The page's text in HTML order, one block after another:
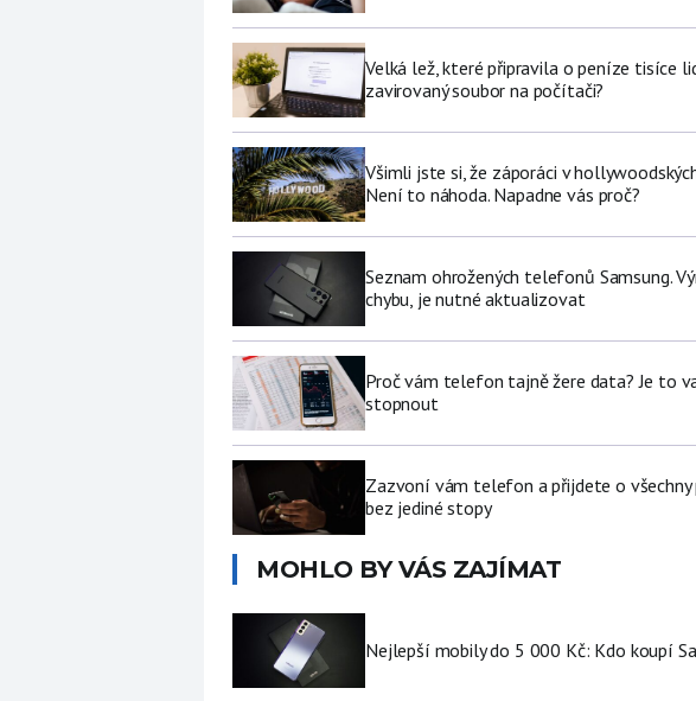
Velká lež, které připravila o peníze tisíce
zavirovaný soubor na počítači?
Všimli jste si, že záporáci v
Není to náhoda. Napadne vás proč?
Seznam ohrožených telefonů Samsung.
chybu, je nutné aktualizovat
Proč vám telefon tajně žere data? Je to
stopnout
Zazvoní vám telefon a přijdete o všechny
bez jediné stopy
MOHLO BY VÁS ZAJÍMAT
Nejlepší mobily do 5 000 Kč: Kdo koupí